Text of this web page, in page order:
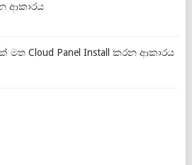
ආකාරය
මත Cloud Panel Install කරන ආකාරය